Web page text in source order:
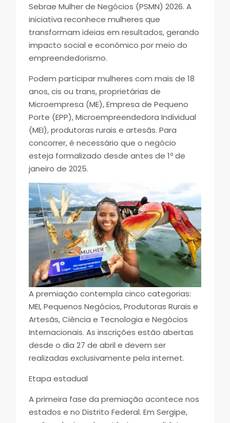
Sebrae Mulher de Negócios (PSMN) 2026. A
iniciativa reconhece mulheres que
transformam ideias em resultados, gerando
impacto social e econômico por meio do
empreendedorismo.
Podem participar mulheres com mais de 18
anos, cis ou trans, proprietárias de
Microempresa (ME), Empresa de Pequeno
Porte (EPP), Microempreendedora Individual
(MEI), produtoras rurais e artesãs. Para
concorrer, é necessário que o negócio
esteja formalizado desde antes de 1º de
janeiro de 2025.
A premiação contempla cinco categorias:
MEI, Pequenos Negócios, Produtoras Rurais e
Artesãs, Ciência e Tecnologia e Negócios
Internacionais. As inscrições estão abertas
desde o dia 27 de abril e devem ser
realizadas exclusivamente pela internet.
Etapa estadual
A primeira fase da premiação acontece nos
estados e no Distrito Federal. Em Sergipe,